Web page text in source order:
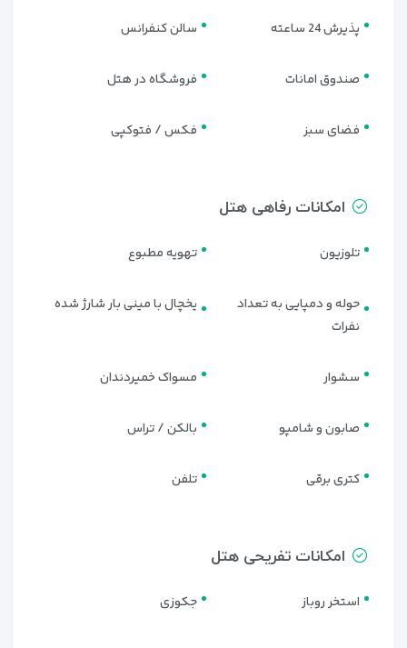
پذیرش 24 ساعته سالن کنفرانس
صندوق امانات فروشگاه در هتل
فضای سبز فکس / فتوکپی
امکانات رفاهی هتل
تلوزیون تهویه مطبوع
حوله و دمپایی به تعداد
نفرات
یخچال با مینی بار شارژ شده
سشوار مسواک خمیردندان
صابون و شامپو بالکن / تراس
کتری برقی تلفن
امکانات تفریحی هتل
استخر روباز جکوزی